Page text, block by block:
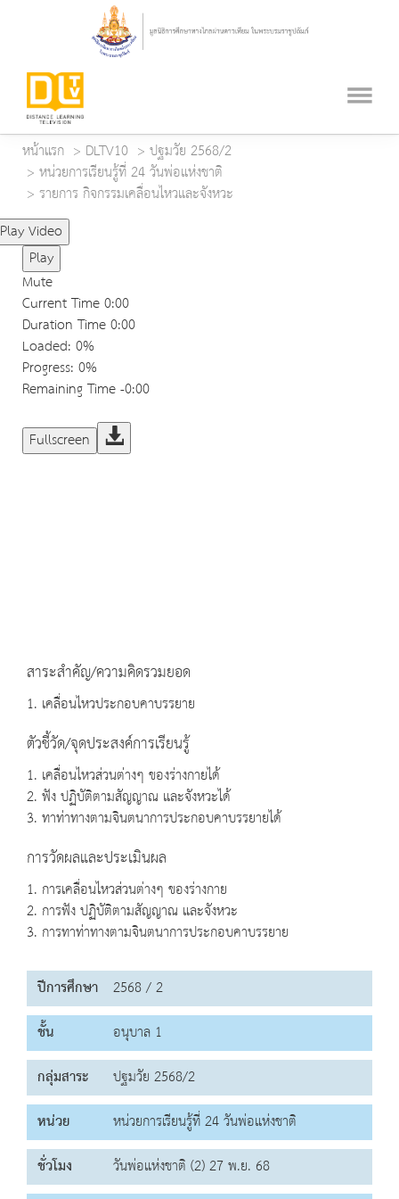
หน้าแรก DLTV10
ปฐมวัย 2568/2
หน่วยการเรียนรู้ที่ 24 วันพ่อแห่งชาติ
รายการ กิจกรรมเคลื่อนไหวและจังหวะ
Play Video
Play
Mute
Current Time0:00
Duration Time0:00
Loaded: 0%
Progress: 0%
Remaining Time-0:00
Fullscreen
สาระสำคัญ/ความคิดรวมยอด
1. เคลื่อนไหวประกอบคาบรรยาย
ตัวชี้วัด/จุดประสงค์การเรียนรู้
1. เคลื่อนไหวส่วนต่างๆ ของร่างกายได้
2. ฟัง ปฏิบัติตามสัญญาณ และจังหวะได้
3. ทาท่าทางตามจินตนาการประกอบคาบรรยายได้
การวัดผลและประเมินผล
1. การเคลื่อนไหวส่วนต่างๆ ของร่างกาย
2. การฟัง ปฏิบัติตามสัญญาณ และจังหวะ
3. การทาท่าทางตามจินตนาการประกอบคาบรรยาย
ปีการศึกษา 2568 / 2
ชั้น
อนุบาล 1
กลุ่มสาระ
ปฐมวัย 2568/2
หน่วย
หน่วยการเรียนรู้ที่ 24 วันพ่อแห่งชาติ
ชั่วโมง
วันพ่อแห่งชาติ (2) 27 พ.ย. 68